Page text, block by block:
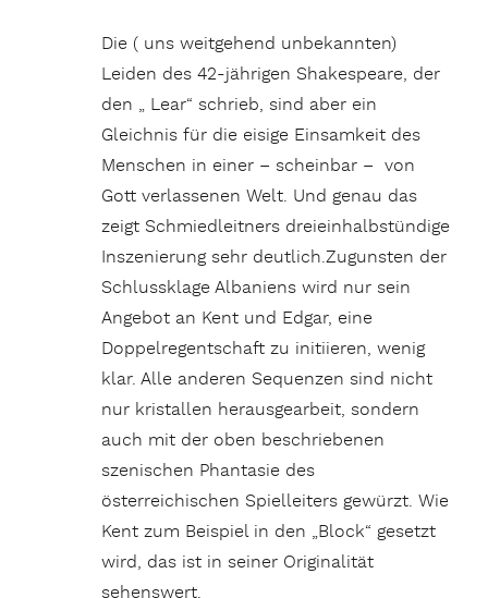
Die ( uns weitgehend unbekannten)
Leiden des 42-jährigen Shakespeare, der
den „ Lear“ schrieb, sind aber ein
Gleichnis für die eisige Einsamkeit des
Menschen in einer – scheinbar – von
Gott verlassenen Welt. Und genau das
zeigt Schmiedleitners dreieinhalbstündige
Inszenierung sehr deutlich.Zugunsten der
Schlussklage Albaniens wird nur sein
Angebot an Kent und Edgar, eine
Doppelregentschaft zu initiieren, wenig
klar. Alle anderen Sequenzen sind nicht
nur kristallen herausgearbeit, sondern
auch mit der oben beschriebenen
szenischen Phantasie des
österreichischen Spielleiters gewürzt. Wie
Kent zum Beispiel in den „Block“ gesetzt
wird, das ist in seiner Originalität
sehenswert.